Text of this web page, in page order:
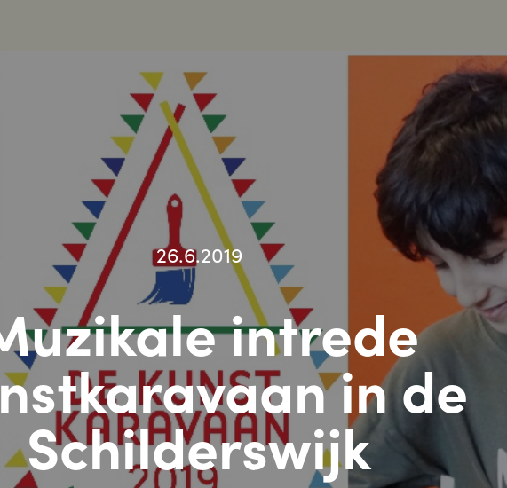
26.6.2019
intrede
in de
Schilderswijk